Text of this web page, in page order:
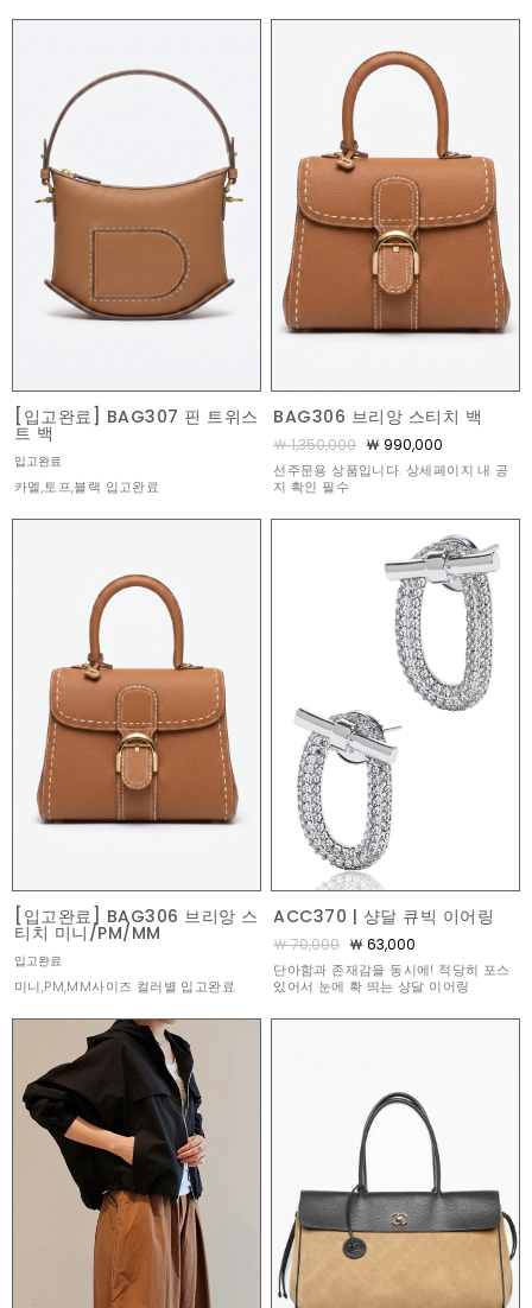
[입고완료] BAG307 핀 트위스
트 백
입고완료
카멜,토프,블랙 입고완료
BAG306 브리앙 스티치 백
￦ 1,350,000 ￦ 990,000
선주문용 상품입니다. 상세페이지 내 공
지 확인 필수
[입고완료] BAG306 브리앙 스
티치 미니/PM/MM
입고완료
미니,PM,MM사이즈 컬러별 입고완료
ACC370 | 샹달 큐빅 이어링
￦ 70,000 ￦ 63,000
단아함과 존재감을 동시에! 적당히 포스
있어서 눈에 확 띄는 샹달 이어링